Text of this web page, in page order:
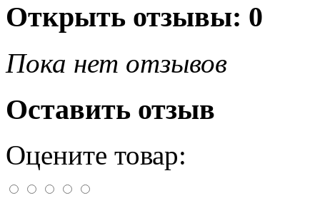
Открыть отзывы: 0
Пока нет отзывов
Оставить отзыв
Оцените товар: